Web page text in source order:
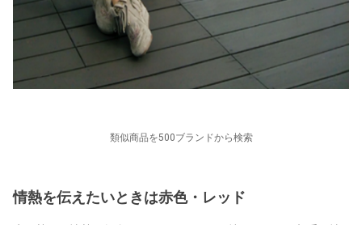
類似商品を500ブランドから検索
情熱を伝えたいときは赤色・レッド